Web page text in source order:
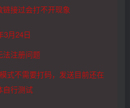
链接过会打不开现象
3月24日
法注册问题
式不需要打码，发送目前还在
自行测试